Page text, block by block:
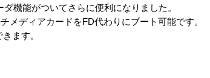
機能がついてさらに便利になりました。
メディアカードをFD代わりにブート可能です。
ます。